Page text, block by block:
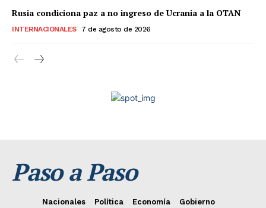
Rusia condiciona paz a no ingreso de Ucrania a la OTAN
INTERNACIONALES 7 de agosto de 2026
Paso a Paso
Nacionales Política Economía
Gobierno